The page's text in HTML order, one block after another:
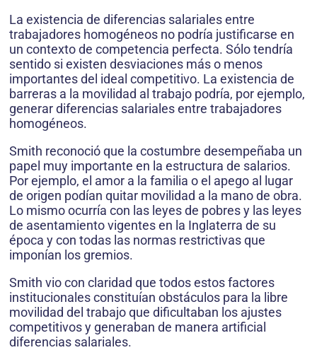
La existencia de diferencias salariales entre
trabajadores homogéneos no podría justificarse en
un contexto de competencia perfecta. Sólo tendría
sentido si existen desviaciones más o menos
importantes del ideal competitivo. La existencia de
barreras a la movilidad al trabajo podría, por ejemplo,
generar diferencias salariales entre trabajadores
homogéneos.
Smith reconoció que la costumbre desempeñaba un
papel muy importante en la estructura de salarios.
Por ejemplo, el amor a la familia o el apego al lugar
de origen podían quitar movilidad a la mano de obra.
Lo mismo ocurría con las leyes de pobres y las leyes
de asentamiento vigentes en la Inglaterra de su
época y con todas las normas restrictivas que
imponían los gremios.
Smith vio con claridad que todos estos factores
institucionales constituían obstáculos para la libre
movilidad del trabajo que dificultaban los ajustes
competitivos y generaban de manera artificial
diferencias salariales.